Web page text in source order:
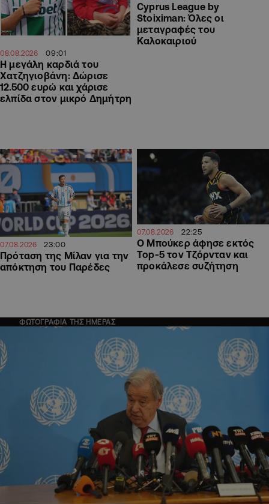
08.08.2026 09:01
Η μεγάλη καρδιά του
Χατζηγιοβάνη: Δώρισε
12.500 ευρώ και χάρισε
ελπίδα στον μικρό Δημήτρη
Cyprus League by
Stoiximan: Όλες οι
μεταγραφές του
Καλοκαιριού
07.08.2026 23:00
Πρόταση της Μίλαν για την
απόκτηση του Παρέδες
07.08.2026 22:25
Ο Μπούκερ άφησε εκτός
Top-5 τον Τζόρνταν και
προκάλεσε συζήτηση
ΦΩΤΟΓΡΑΦΙΑ ΤΗΣ ΗΜΕΡΑΣ